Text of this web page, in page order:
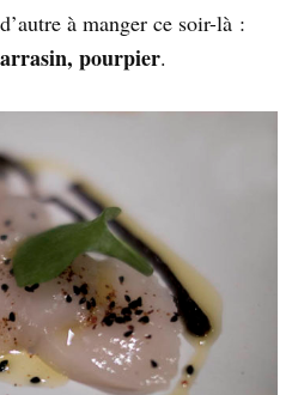
à manger ce soir-là :
pourpier.